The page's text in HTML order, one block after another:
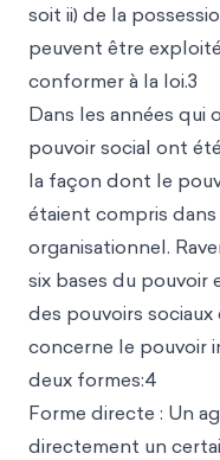
soit ii) de la
peuvent être
conformer à la loi.3
Dans les années qui
pouvoir social ont
la façon dont le
étaient compris
organisationnel.
six bases du pouvoir
des pouvoirs
concerne le pouvoir
deux formes:4
Forme directe : Un
directement un